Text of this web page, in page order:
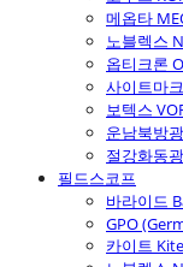
메옵타
노블렉스
옵티크론
사이트마
보텍스
운남북방
절강화동
필드스코프
바라이드
GPO
카이트